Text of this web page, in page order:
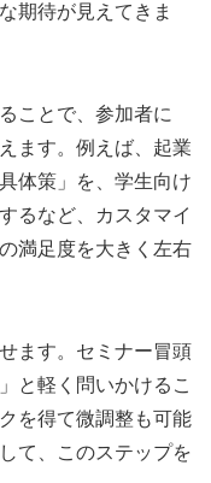
期待が見えてきま
ことで、参加者に
ます。例えば、起業
体策」を、学生向け
るなど、カスタマイ
満足度を大きく左右
ます。セミナー冒頭
と軽く問いかけるこ
を得て微調整も可能
て、このステップを